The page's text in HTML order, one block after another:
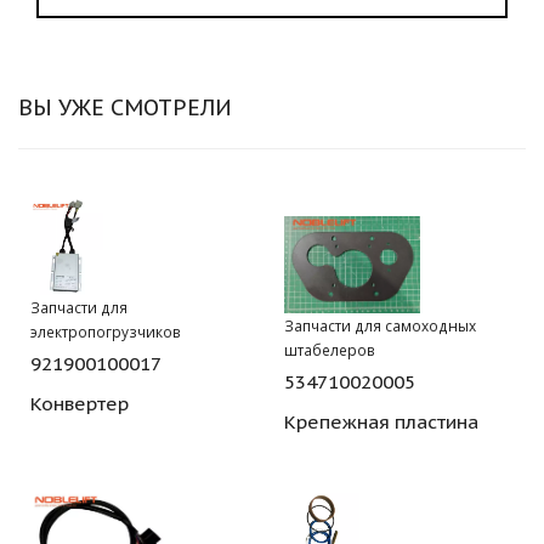
ВЫ УЖЕ СМОТРЕЛИ
Запчасти для
электропогрузчиков
921900100017
Конвертер
Запчасти для самоходных
штабелеров
534710020005
Крепежная пластина